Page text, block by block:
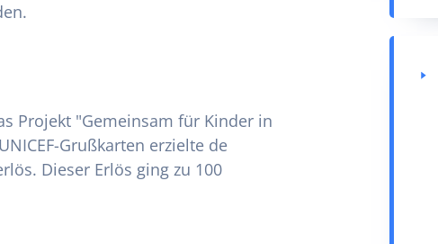
Projekt "Gemeinsam für Kinder in
Grußkarten erzielte de
Dieser Erlös ging zu 100